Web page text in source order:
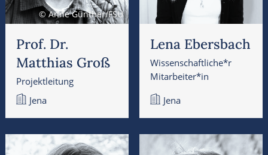
© Anne Günther/FSU
Prof. Dr.
Matthias Groß
Projektleitung
Jena
Lena Ebersbach
Wissenschaftliche*r
Mitarbeiter*in
Jena